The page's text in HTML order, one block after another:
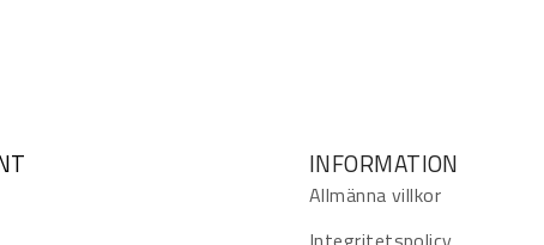
INFORMATION
Allmänna villkor